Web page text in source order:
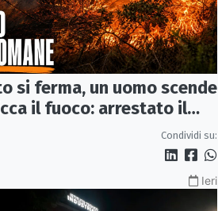
si ferma, un uomo scende
il fuoco: arrestato il
piromane di Morano
Condividi su:
Ieri